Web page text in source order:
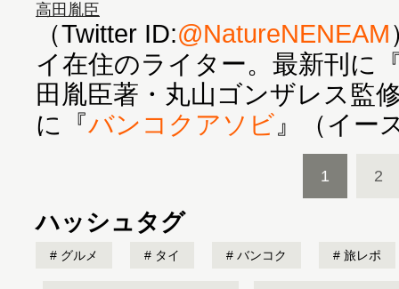
高田胤臣
（Twitter ID:@NatureNENEAM
イ在住のライター。最新刊に
田胤臣著・丸山ゴンザレス監
に『バンコクアソビ 』（イー
1 2
ハッシュタグ
グルメ タイ バンコク 旅レポ